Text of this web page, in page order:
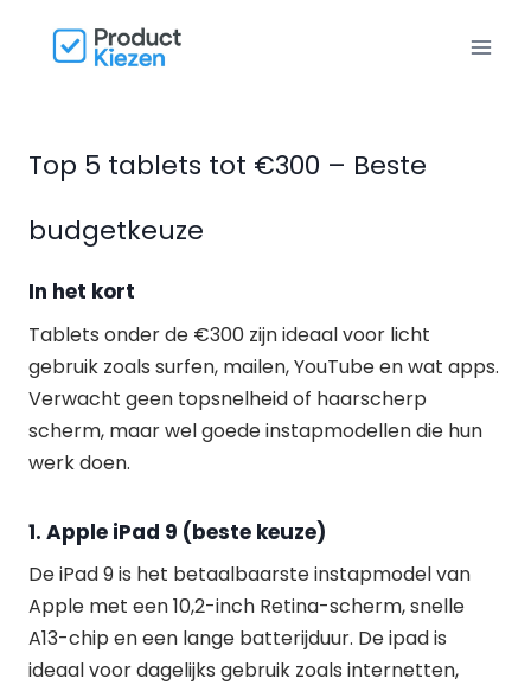
Top 5 tablets tot €300 – Beste
budgetkeuze
In het kort
Tablets onder de €300 zijn ideaal voor licht
gebruik zoals surfen, mailen, YouTube en wat apps.
Verwacht geen topsnelheid of haarscherp
scherm, maar wel goede instapmodellen die hun
werk doen.
1. Apple iPad 9 (beste keuze)
De iPad 9 is het betaalbaarste instapmodel van
Apple met een 10,2-inch Retina-scherm, snelle
A13-chip en een lange batterijduur. De ipad is
ideaal voor dagelijks gebruik zoals internetten,